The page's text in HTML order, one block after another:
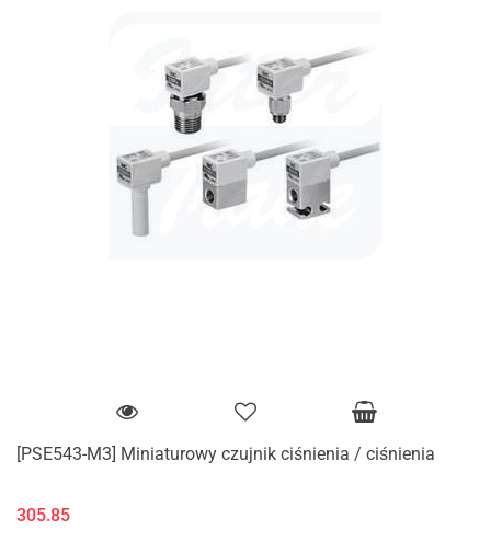
[PSE543-M3] Miniaturowy czujnik ciśnienia / ciśnienia
305.85